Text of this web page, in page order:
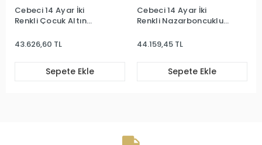
Cebeci 14 Ayar İki
Renkli Çocuk Altın
43.626,60 TL
Sepete Ekle
Cebeci 14 Ayar İki
Renkli Nazarboncuklu
44.159,45 TL
Sepete Ekle